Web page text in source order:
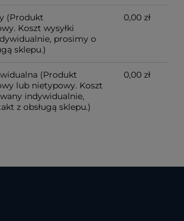
(Produkt
Koszt wysyłki
prosimy o
sklepu.)
0,00 zł
(Produkt
lub nietypowy. Koszt
indywidualnie,
z obsługą sklepu.)
0,00 zł